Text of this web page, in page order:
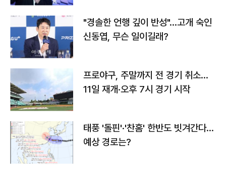
"경솔한 언행 깊이 반성"…고개 숙인
신동엽, 무슨 일이길래?
프로야구, 주말까지 전 경기 취소…
11일 재개·오후 7시 경기 시작
태풍 '돌핀'·'찬홈' 한반도 빗겨간다…
예상 경로는?